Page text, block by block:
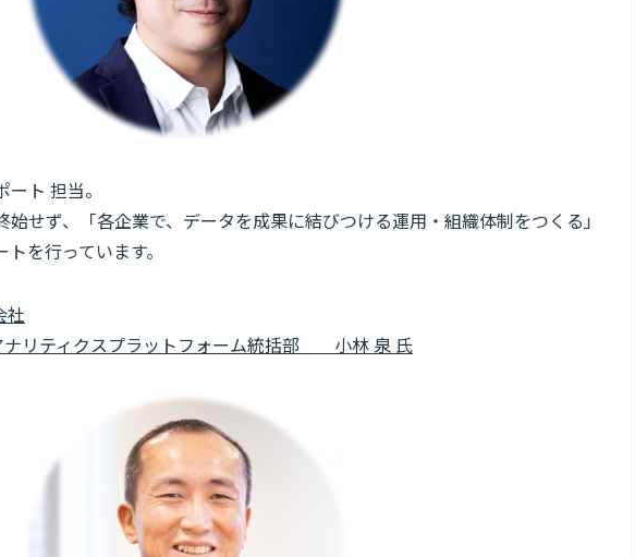
ト 担当。
せず、「各企業で、データを成果に結びつける運用・組織体制をつくる」
を行っています。
社
ナリティクスプラットフォーム統括部 小林 泉 氏